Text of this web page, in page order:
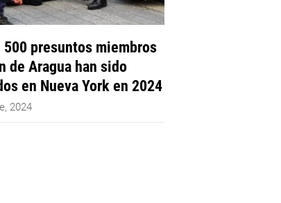
500 presuntos miembros
de Aragua han sido
en Nueva York en 2024
2024